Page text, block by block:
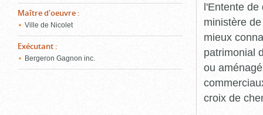
Maître d'oeuvre :
Ville de Nicolet
Exécutant :
Bergeron Gagnon inc.
l'Entente de
ministère
mieux
patrimonial
ou
croix de